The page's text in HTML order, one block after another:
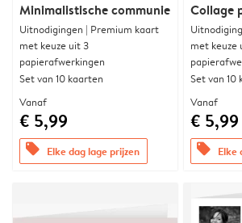
Minimalistische communie
Uitnodigingen | Premium kaart
met keuze uit 3
papierafwerkingen
Set van 10 kaarten
Vanaf
€ 5,99
offers Elke dag lage prijzen
Collage
met keuze
Set van 10
Vanaf
€ 5,99
offers Elke